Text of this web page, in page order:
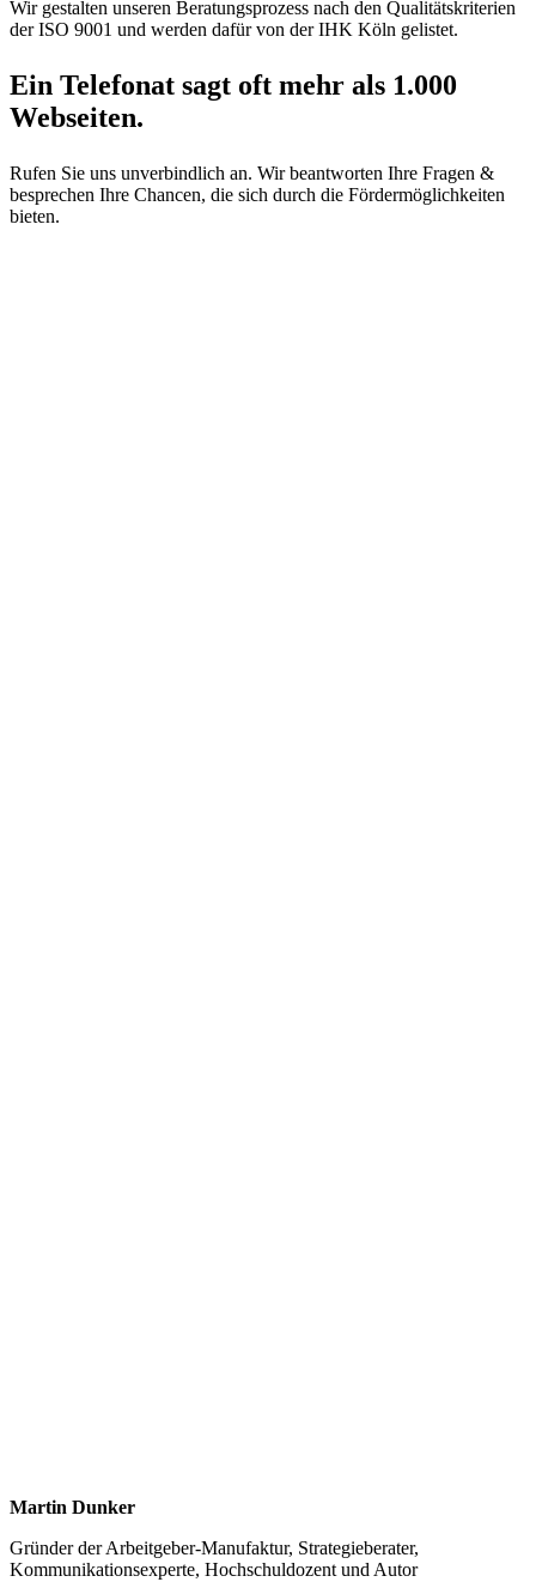
Wir gestalten unseren Beratungsprozess nach den Qualitätskriterien
der ISO 9001 und werden dafür von der IHK Köln gelistet.
Ein Telefonat sagt oft mehr als 1.000
Webseiten.
Rufen Sie uns unverbindlich an. Wir beantworten Ihre Fragen &
besprechen Ihre Chancen, die sich durch die Fördermöglichkeiten
bieten.
Martin Dunker
Gründer der Arbeitgeber-Manufaktur, Strategieberater,
Kommunikationsexperte, Hochschuldozent und Autor